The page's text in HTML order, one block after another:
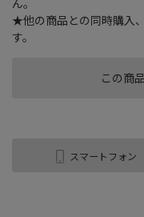
この商
ん。
★他の商品との同時購入
す。
スマートフォン